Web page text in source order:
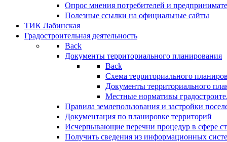
Опрос мнения потребителей и
Полезные ссылки на официальные сайты
ТИК Лабинская
Градостроительная деятельность
Back
Документы территориального планирования
Back
Схема территориального
Документы территориального
Местные нормативы
Правила землепользования и застройки
Документация по планировке территорий
Исчерпывающие перечни процедур в сфере
Получить сведения из информационных